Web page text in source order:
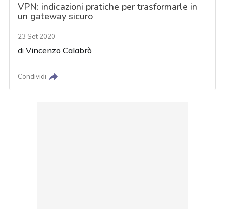
VPN: indicazioni pratiche per trasformarle in
un gateway sicuro
23 Set 2020
diVincenzo Calabrò
Condividi